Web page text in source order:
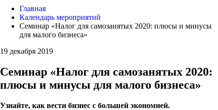
Главная
Календарь мероприятий
Семинар «Налог для самозанятых 2020: плюсы и минусы
для малого бизнеса»
19 декабря 2019
Семинар «Налог для самозанятых 2020:
плюсы и минусы для малого бизнеса»
Узнайте, как вести бизнес с большей экономией.